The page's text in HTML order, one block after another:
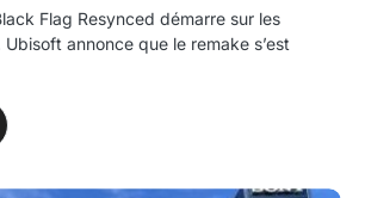
Flag Resynced démarre sur les
annonce que le remake s’est